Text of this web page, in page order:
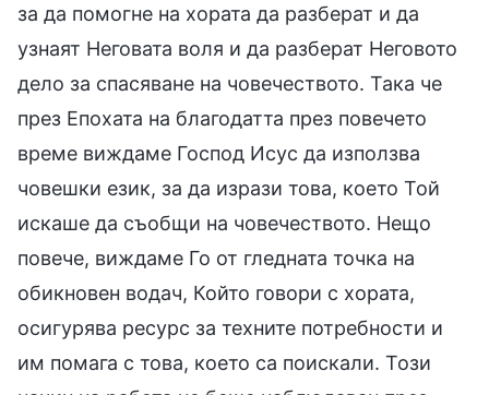
за да помогне на хората да разберат и да
узнаят Неговата воля и да разберат Неговото
дело за спасяване на човечеството. Така че
през Епохата на благодатта през повечето
време виждаме Господ Исус да използва
човешки език, за да изрази това, което Той
искаше да съобщи на човечеството. Нещо
повече, виждаме Го от гледната точка на
обикновен водач, Който говори с хората,
осигурява ресурс за техните потребности и
им помага с това, което са поискали. Този